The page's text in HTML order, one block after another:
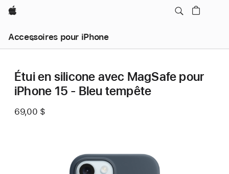
Apple
Accessoires pour iPhone
Étui en silicone avec MagSafe pour
iPhone 15 - Bleu tempête
69,00 $